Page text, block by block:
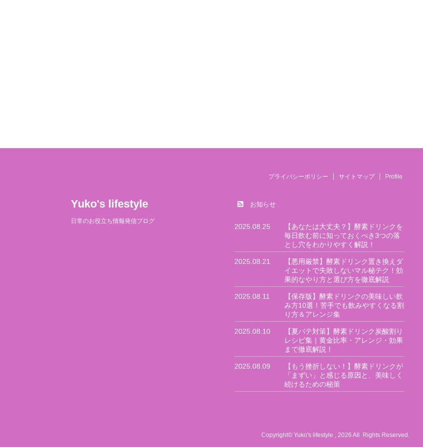
プライバシーポリシー サイトマップ Profile
お知らせ
2025.08.25
【あなたは大丈夫？】酵素ドリンクを
毎日飲む前に知っておくべき3つの落
とし穴をわかりやすく解説！
2025.08.21
【悪用厳禁】酵素ドリンク置き換えダ
イエットで失敗しないマル秘テク！効
果的なやり方と選び方を徹底解説
2025.08.11
【保存版】酵素ドリンクの美味しい飲
み方10選！苦手でも飲みやすくなる割
り方＆アレンジ集
2025.08.10
【夏バテ対策】酵素ドリンク炭酸割り
レシピ集｜黄金比率・アレンジ・効果
まで徹底解説！
2025.08.09
【もう挫折しない！】酵素ドリンクが
「まずい」と感じる原因と、美味しく
続けるための秘策
Yuko's lifestyle
日常のお役立ち情報発信ブログ
Copyright© Yuko's lifestyle , 2026 All Rights Reserved.